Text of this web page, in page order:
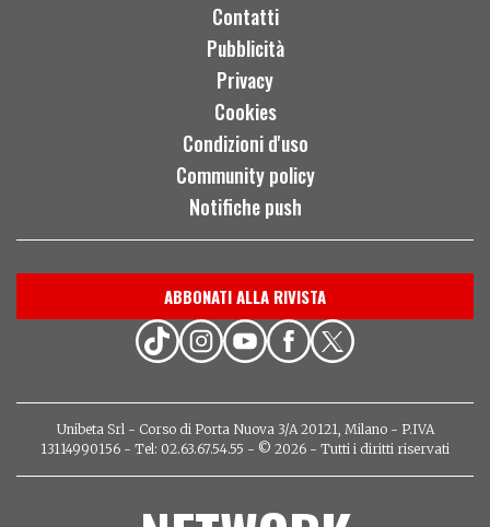
Contatti
Pubblicità
Privacy
Cookies
Condizioni d'uso
Community policy
Notifiche push
ABBONATI ALLA RIVISTA
Unibeta Srl - Corso di Porta Nuova 3/A 20121, Milano - P.IVA
13114990156 - Tel: 02.63.67.54.55 - © 2026 - Tutti i diritti riservati